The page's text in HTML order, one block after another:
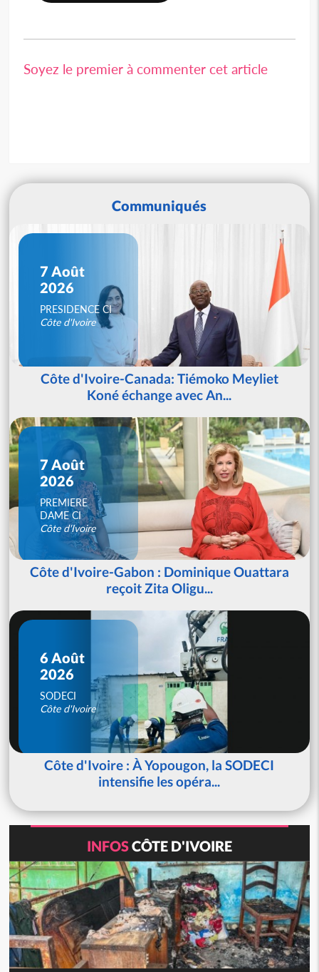
Soyez le premier à commenter cet article
Communiqués
7 Août
2026
PRESIDENCE CI
Côte d'Ivoire
Côte d'Ivoire-Canada: Tiémoko Meyliet
Koné échange avec An...
7 Août
2026
PREMIERE
DAME CI
Côte d'Ivoire
Côte d'Ivoire-Gabon : Dominique Ouattara
reçoit Zita Oligu...
6 Août
2026
SODECI
Côte d'Ivoire
Côte d'Ivoire : À Yopougon, la SODECI
intensifie les opéra...
INFOSCÔTE D'IVOIRE